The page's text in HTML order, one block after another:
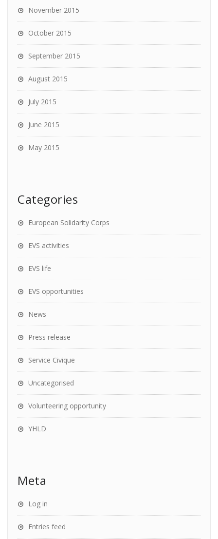
November 2015
October 2015
September 2015
August 2015
July 2015
June 2015
May 2015
Categories
European Solidarity Corps
EVS activities
EVS life
EVS opportunities
News
Press release
Service Civique
Uncategorised
Volunteering opportunity
YHLD
Meta
Log in
Entries feed